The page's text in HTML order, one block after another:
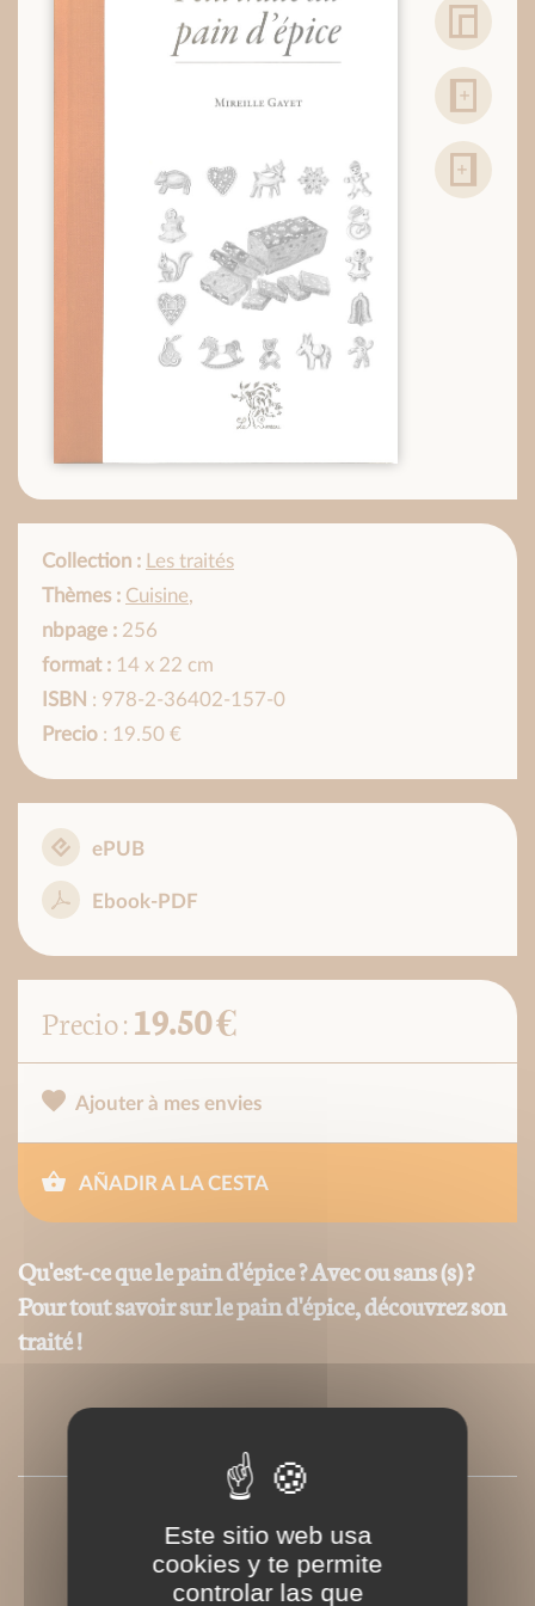
Collection : Les traités
Thèmes : Cuisine,
nbpage : 256
format : 14 x 22 cm
ISBN : 978-2-36402-157-0
Precio : 19.50 €
ePUB
Ebook-PDF
Precio :19.50 €
Ajouter à mes envies
AÑADIR A LA CESTA
Qu'est-ce que le pain d'épice ? Avec ou sans (s) ?
Pour tout savoir sur le pain d'épice, découvrez son
traité !
Este sitio web usa
cookies y te permite
controlar las que